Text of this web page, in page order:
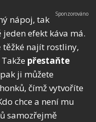
nápoj, tak
efekt káva má.
těžké najít rostliny,
přestaňte
ji můžete
čímž vytvoříte
chce a není mu
samozřejmě